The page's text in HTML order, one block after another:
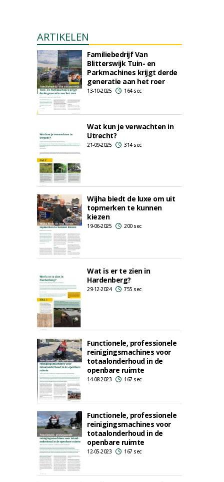
ARTIKELEN
Familiebedrijf Van
Blitterswijk Tuin- en
Parkmachines krijgt derde
generatie aan het roer
13-10-2025 164 sec
Wat kun je verwachten in
Utrecht?
21-09-2025 314 sec
Wijha biedt de luxe om uit
topmerken te kunnen
kiezen
19-06-2025 200 sec
Wat is er te zien in
Hardenberg?
29-12-2024 755 sec
Functionele, professionele
reinigingsmachines voor
totaalonderhoud in de
openbare ruimte
14-08-2023 167 sec
Functionele, professionele
reinigingsmachines voor
totaalonderhoud in de
openbare ruimte
12-05-2023 167 sec